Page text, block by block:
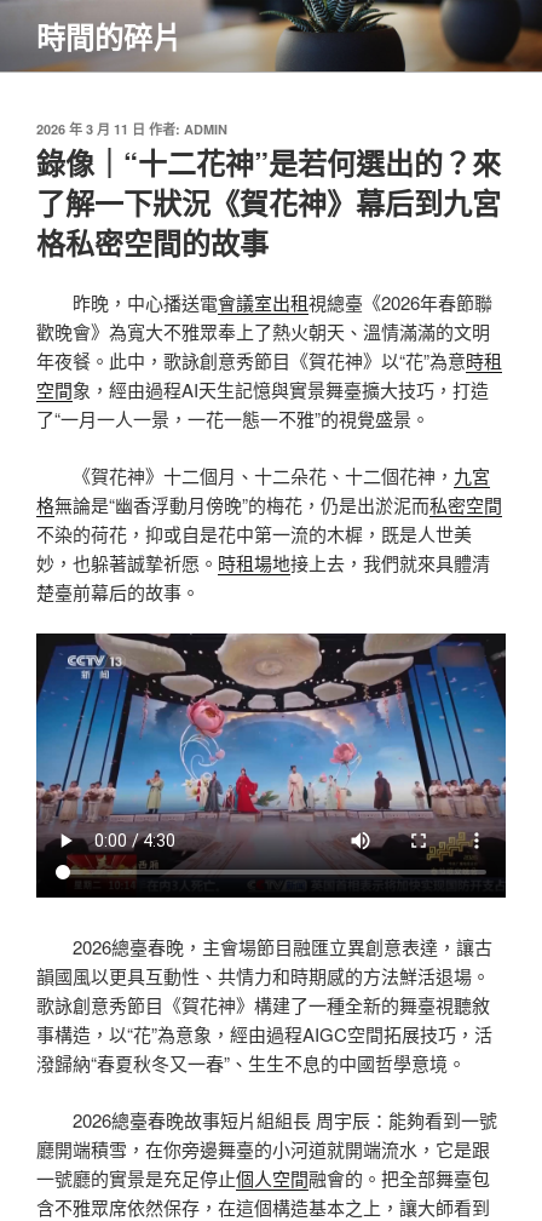
主
時間的碎片
發
佈
於
2026 年 3 月 11 日 作者: ADMIN
錄像｜“十二花神”是若何選出的？來
了解一下狀況《賀花神》幕后到九宮
格私密空間的故事
昨晚，中心播送電會議室出租視總臺《2026年春節聯
歡晚會》為寬大不雅眾奉上了熱火朝天、溫情滿滿的文明
年夜餐。此中，歌詠創意秀節目《賀花神》以“花”為意時租
空間象，經由過程AI天生記憶與實景舞臺擴大技巧，打造
了“一月一人一景，一花一態一不雅”的視覺盛景。
《賀花神》十二個月、十二朵花、十二個花神， 九宮
格無論是“幽香浮動月傍晚”的梅花，仍是出淤泥而私密空間
不染的荷花，抑或自是花中第一流的木樨，既是人世美
妙，也躲著誠摯祈愿。 時租場地接上去，我們就來具體清
楚臺前幕后的故事。
2026總臺春晚，主會場節目融匯立異創意表達，讓古
韻國風以更具互動性、共情力和時期感的方法鮮活退場。
歌詠創意秀節目《賀花神》構建了一種全新的舞臺視聽敘
事構造，以“花”為意象，經由過程AIGC空間拓展技巧，活
潑歸納“春夏秋冬又一春”、生生不息的中國哲學意境。
2026總臺春晚故事短片組組長 周宇辰：能夠看到一號
廳開端積雪，在你旁邊舞臺的小河道就開端流水，它是跟
一號廳的實景是充足停止個人空間融會的。把全部舞臺包
含不雅眾席依然保存，在這個構造基本之上，讓大師看到